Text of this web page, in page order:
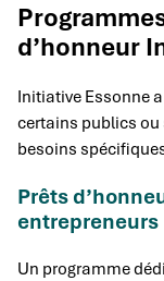
d’honneur
Initiative Essonne
certains publics ou
besoins
Prêts
entrepreneurs
Un programme